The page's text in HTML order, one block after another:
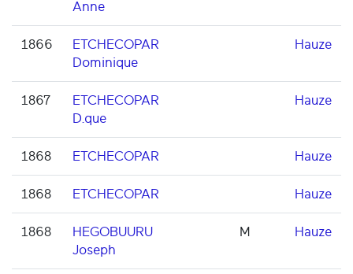
Anne
1866
ETCHECOPAR
Dominique
Hauze
1867
ETCHECOPAR
D.que
Hauze
1868 ETCHECOPAR Hauze
1868 ETCHECOPAR Hauze
1868
HEGOBUURU
Joseph
M Hauze